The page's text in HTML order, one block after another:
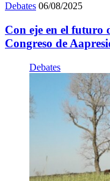
Debates 06/08/2025
Con eje en el futuro
Congreso de
Debates